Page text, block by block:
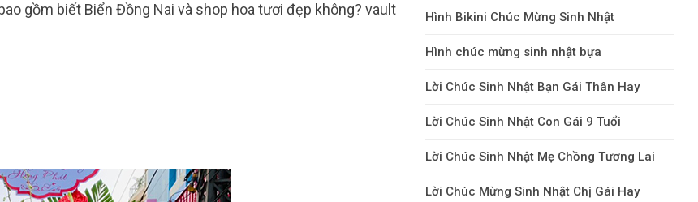
gồm biết Biển Đồng Nai và shop hoa tươi đẹp không? vault
Hình Bikini Chúc Mừng Sinh Nhật
Hình chúc mừng sinh nhật bựa
Lời Chúc Sinh Nhật Bạn Gái Thân Hay
Lời Chúc Sinh Nhật Con Gái 9 Tuổi
Lời Chúc Sinh Nhật Mẹ Chồng Tương Lai
Lời Chúc Mừng Sinh Nhật Chị Gái Hay